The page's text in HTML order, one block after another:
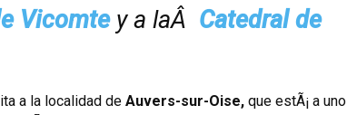
Vicomtey a laÂ Catedral de
a la localidad de Auvers-sur-Oise, que estÃ¡ a